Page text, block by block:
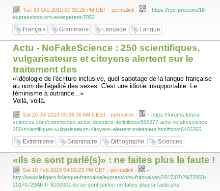
Tue 29 Oct 2019 07:30:28 PM CET - permalink - - https://rse-pro.com/16-
expressions-pro-exasperent-7052
Français Grammaire Langage Langue
Actu - NoFakeScience : 250 scientifiques,
vulgarisateurs et citoyens alertent sur le
traitement des
«'idéologie de l'écriture inclusive, quel sabotage de la langue française
au nom de l'égalité des sexes. C'est une idiotie insupportable. Le
féminisme à outrance...»
Voilà, voilà.
Sat 20 Jul 2019 09:34:35 AM CEST - permalink - - https://forums.futura-
sciences.com/commentez-actus-dossiers-definitions/856277-actu-nofakescience-
250-scientifiques-vulgarisateurs-citoyens-alertent-traitement.html#post6403365
Extrémisme Grammaire Orthographe Sciences
«Ils se sont parlé(s)» : ne faites plus la faute !
Sat 16 Feb 2019 04:03:23 PM CET - permalink - -
http://www.lefigaro.fr/langue-francaise/expressions-francaises/2017/07/29/37003-
20170729ARTFIG00001-ils-se-sont-parles-ne-faites-plus-la-faute.php